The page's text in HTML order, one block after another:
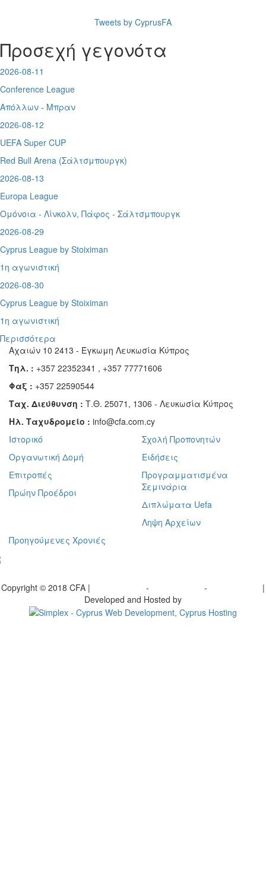
Tweets by CyprusFA
Προσεχή γεγονότα
2026-08-11
Conference League
Απόλλων - Μπραν
2026-08-12
UEFA Super CUP
Red Bull Arena (Σάλτσμπουργκ)
2026-08-13
Europa League
Ομόνοια - Λίνκολν, Πάφος - Σάλτσμπουργκ
2026-08-29
Cyprus League by Stoiximan
1η αγωνιστική
2026-08-30
Cyprus League by Stoiximan
1η αγωνιστική
Περισσότερα
Αχαιών 10 2413 - Έγκωμη Λευκωσία Κύπρος
Τηλ. : +357 22352341 , +357 77771606
Φαξ : +357 22590544
Ταχ. Διεύθυνση : Τ.Θ. 25071, 1306 - Λευκωσία Κύπρος
Ηλ. Ταχυδρομείο : info@cfa.com.cy
Ιστορικό
Οργανωτική Δομή
Επιτροπές
Πρώην Προέδροι
Σχολή Προπονητών
Ειδήσεις
Προγραμματισμένα
Σεμινάρια
Διπλώματα Uefa
Ληψη Αρχείων
Προηγούμενες Χρονιές
Copyright © 2018 CFA | - -
|
Developed and Hosted by